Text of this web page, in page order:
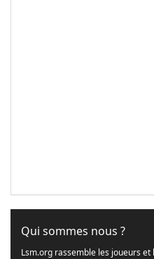
Qui sommes nous ?
Lsm.org rassemble les joueurs